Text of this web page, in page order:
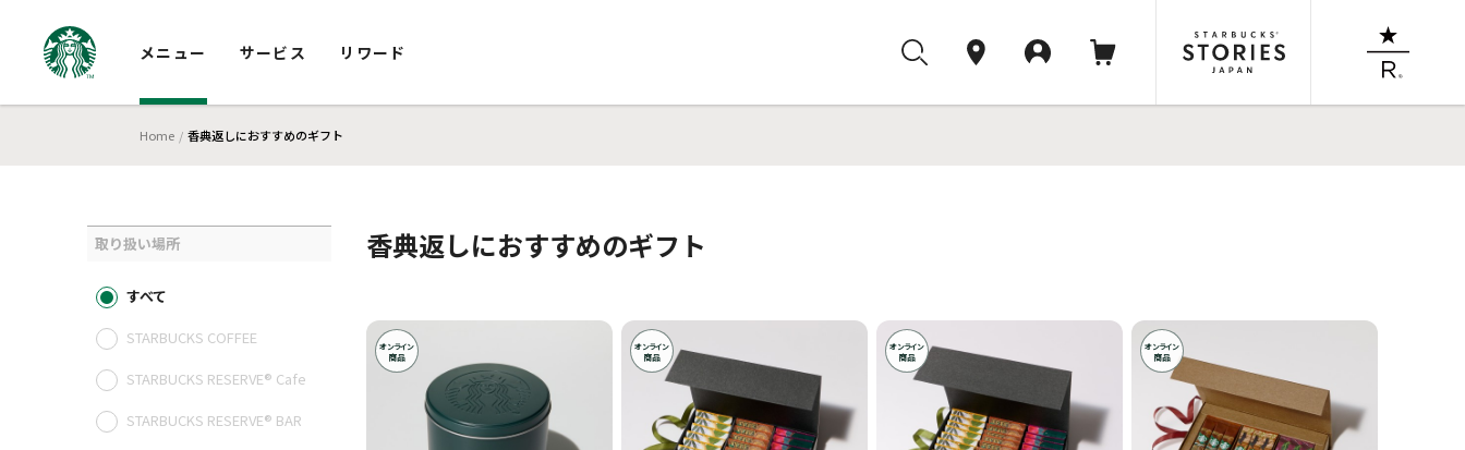
メニュー サービス リワード
Home 香典返しにおすすめのギフト
取り扱い場所
すべて
STARBUCKS COFFEE
STARBUCKS RESERVE® Cafe
STARBUCKS RESERVE® BAR
香典返しにおすすめのギフト
オンライン
商品
オンライン
商品
オンライン
商品
オンライン
商品